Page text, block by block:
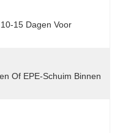
15 Dagen Voor
Of EPE-Schuim Binnen